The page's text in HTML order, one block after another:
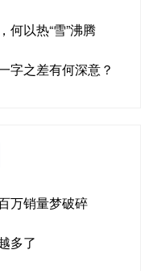
何以热“雪”沸腾
字之差有何深意？
万销量梦破碎
多了